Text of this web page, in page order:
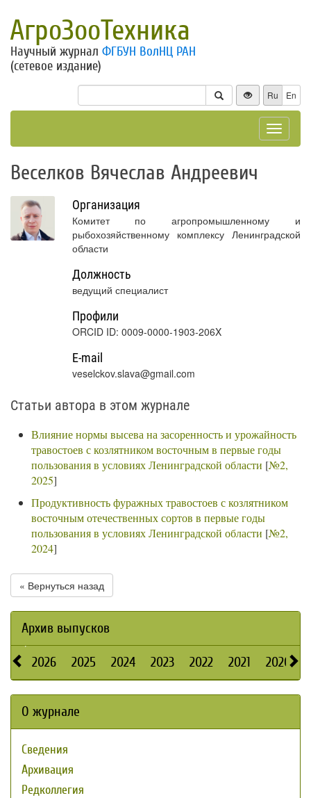
АгроЗооТехника
Научный журнал ФГБУН ВолНЦ РАН
(сетевое издание)
Ru En
Toggle
Веселков Вячеслав Андреевич
Организация
Комитет по агропромышленному и
рыбохозяйственному комплексу Ленинградской
области
Должность
ведущий специалист
Профили
ORCID ID: 0009-0000-1903-206X
E-mail
veselckov.slava@gmail.com
Статьи автора в этом журнале
Влияние нормы высева на засоренность и урожайность
травостоев с козлятником восточным в первые годы
пользования в условиях Ленинградской области [№2,
2025]
Продуктивность фуражных травостоев с козлятником
восточным отечественных сортов в первые годы
пользования в условиях Ленинградской области [№2,
2024]
« Вернуться назад
Архив выпусков
2026 2025 2024 2023 2022 2021 2020
О журнале
Сведения
Архивация
Редколлегия